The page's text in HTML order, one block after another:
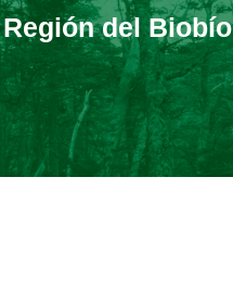
Región del Biobío